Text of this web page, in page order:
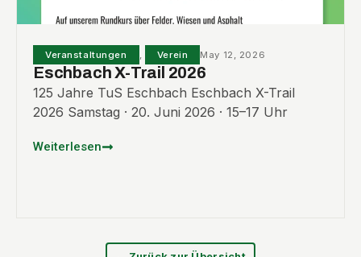
Veranstaltungen , Verein May 12, 2026
Eschbach X-Trail 2026
125 Jahre TuS Eschbach Eschbach X-Trail
2026 Samstag · 20. Juni 2026 · 15–17 Uhr
Weiterlesen